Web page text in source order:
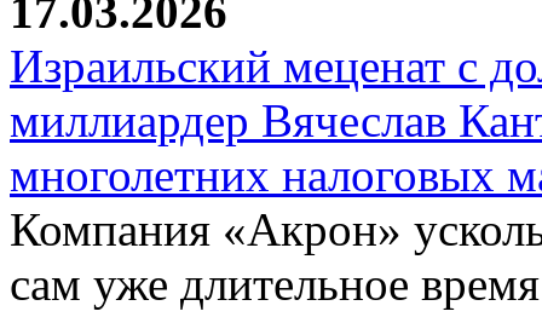
17.03.2026
Израильский меценат с
миллиардер Вячеслав
многолетних налоговых
Компания «Акрон»
сам уже длительное